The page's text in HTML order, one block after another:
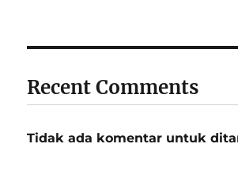
Recent Comments
Tidak ada komentar untuk